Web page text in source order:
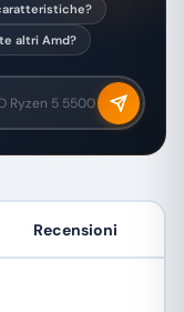
altri Amd?
Recensioni